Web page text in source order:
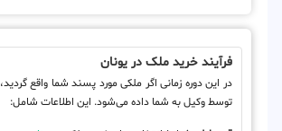
فرآیند خرید ملک در یونان
در این دوره زمانی اگر ملکی مورد پسند شما واقع
توسط وکیل به شما داده می‌شود. این اطلاعات شامل: